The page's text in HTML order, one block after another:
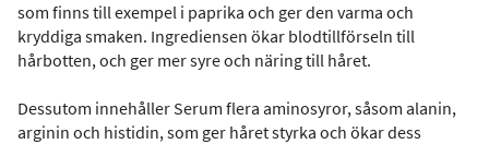
som finns till exempel i paprika och ger den varma och
kryddiga smaken. Ingrediensen ökar blodtillförseln till
hårbotten, och ger mer syre och näring till håret.
Dessutom innehåller Serum flera aminosyror, såsom alanin,
arginin och histidin, som ger håret styrka och ökar dess